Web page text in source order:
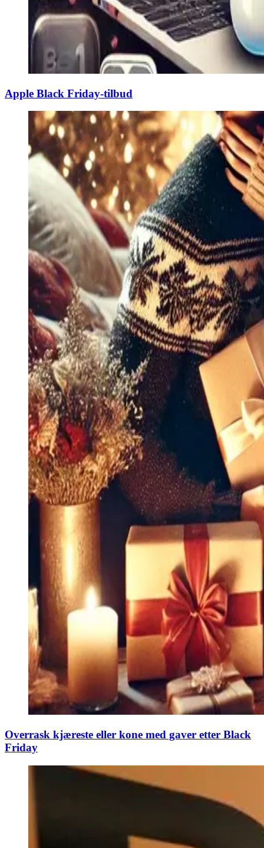
Apple Black Friday-tilbud
Overrask kjæreste eller kone med gaver etter Black
Friday